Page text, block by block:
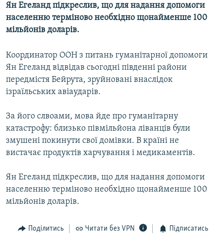
СВІТ
КИТАЙ.ВИКЛИКИ
МУЛЬТИМЕДІА
СПЕЦПРОЄКТИ
ПОДКАСТИ
РУС
КТАТ
ДОЛУЧАЙСЯ!
Ян Егеланд підкреслив, що для надання допомоги
населенню терміново необхідно щонайменше 100
мільйонів доларів.
Координатор ООН з питань гуманітарної допомоги
Ян Егеланд відвідав сьогодні південні райони
передмістя Бейрута, зруйновані внаслідок
ізраїльських авіаударів.
За його слвоами, мова йде про гуманітарну
катастрофу: близько півмільйона ліванців були
змушені покинути свої домівки. В країні не
вистачає продуктів харчування і медикаментів.
Ян Егеланд підкреслив, що для надання допомоги
населенню терміново необхідно щонайменше 100
мільйонів доларів.
Поділитись Читати без VPN Підписатись